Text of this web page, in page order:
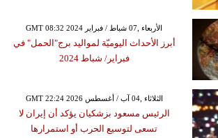
GMT 08:32 2024 الأربعاء ,07 شباط / فبراير
أبرز الأحداث اليوميّة لمواليد برج"الحمل" في
فبراير/ شباط 2024
GMT 22:24 2026 الثلاثاء ,04 آب / أغسطس
الرئيس مسعود بزشكيان يؤكد أن إيران لا
تسعى لتوسيع الحرب أو استمرارها